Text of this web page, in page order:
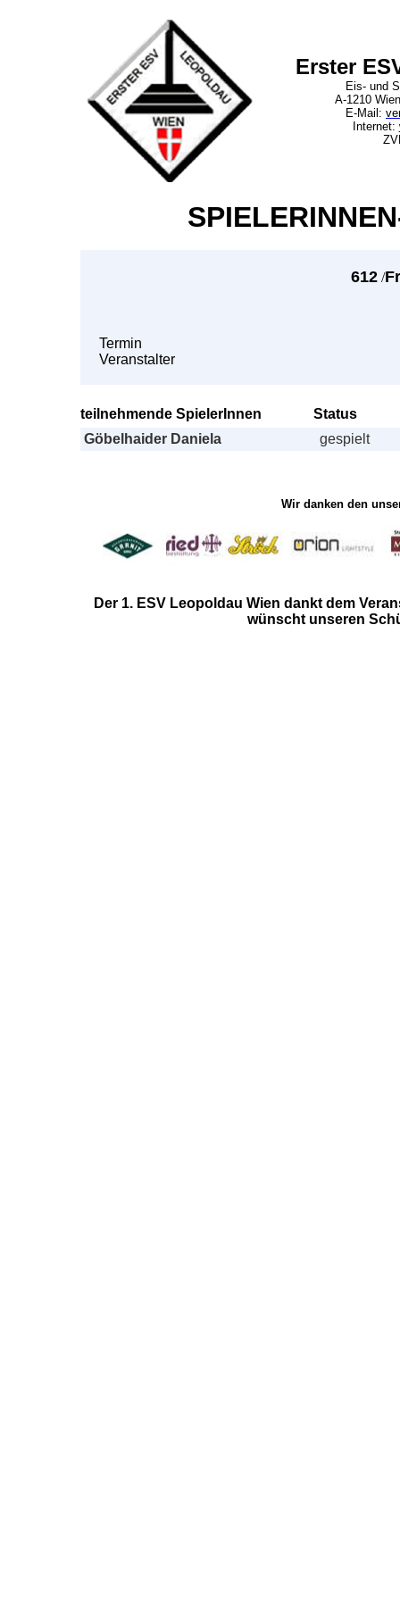
Erster
Eis- und
A-1210
E-Mail:
Internet:
612/
Termin
Veranstalter
teilnehmende SpielerInnen
Status
Göbelhaider Daniela
gespielt
Wir danken den
Der 1. ESV Leopoldau Wien dankt dem
wünscht unseren